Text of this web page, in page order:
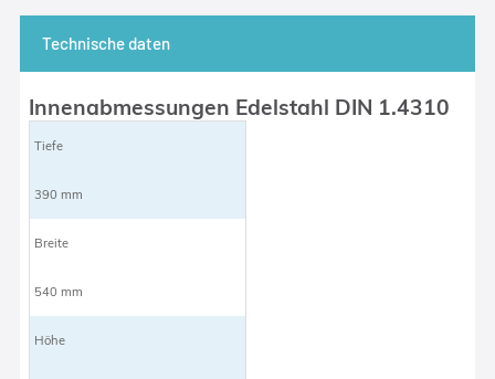
Technische daten
Innenabmessungen Edelstahl DIN 1.4310
Tiefe
390 mm
Breite
540 mm
Höhe